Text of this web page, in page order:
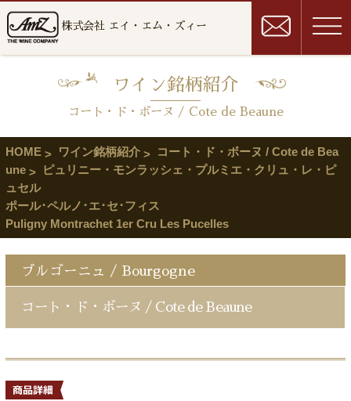
株式会社 エイ・エム・ズィー
ワイン銘柄紹介
コート・ド・ボーヌ / Cote de Beaune
HOME ワイン銘柄紹介
コート・ド・ボーヌ / Cote de Bea
une
ピュリニー・モンラッシェ・プルミエ・クリュ・レ・ピ
ュセル
ポール･ペルノ･エ･セ･フィス
Puligny Montrachet 1er Cru Les Pucelles
ブルゴーニュ / Bourgogne
コート・ド・ボーヌ / Cote de Beaune